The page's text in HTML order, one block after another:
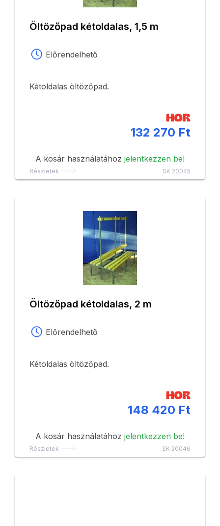
Öltözőpad kétoldalas, 1,5 m
Előrendelhető
Kétoldalas öltözőpad.
132 270 Ft
A kosár használatához jelentkezzen be!
Részletek SK 20045
Öltözőpad kétoldalas, 2 m
Előrendelhető
Kétoldalas öltözőpad.
148 420 Ft
A kosár használatához jelentkezzen be!
Részletek SK 20046